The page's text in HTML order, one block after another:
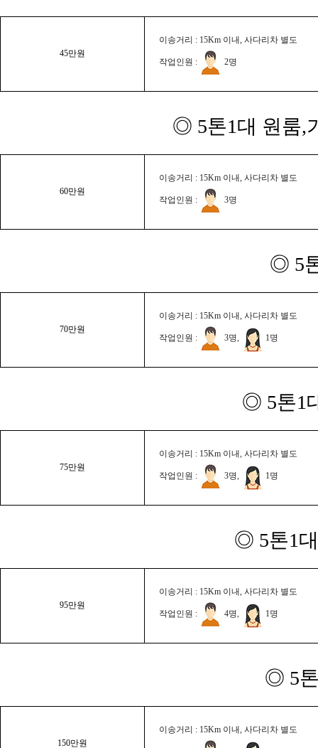
45만원
이송거리 : 15Km 이내, 사다리차 별도
작업인원 : 2명
◎ 5톤1대 원룸,
60만원
이송거리 : 15Km 이내, 사다리차 별도
작업인원 : 3명
◎ 5
70만원
이송거리 : 15Km 이내, 사다리차 별도
작업인원 : 3명, 1명
◎ 5톤1
75만원
이송거리 : 15Km 이내, 사다리차 별도
작업인원 : 3명, 1명
◎ 5톤1
95만원
이송거리 : 15Km 이내, 사다리차 별도
작업인원 : 4명, 1명
◎ 5
150만원
이송거리 : 15Km 이내, 사다리차 별도